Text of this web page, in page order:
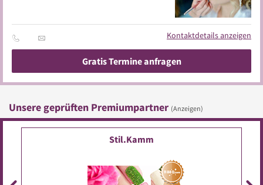
Kontaktdetails anzeigen
Gratis Termine anfragen
Unsere geprüften Premiumpartner (Anzeigen)
FussFee Diana Schmidt